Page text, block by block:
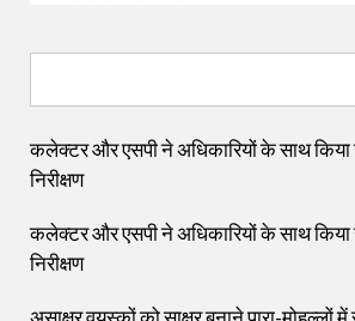
कलेक्टर और एसपी ने अधिकारियों के साथ
निरीक्षण
कलेक्टर और एसपी ने अधिकारियों के साथ
निरीक्षण